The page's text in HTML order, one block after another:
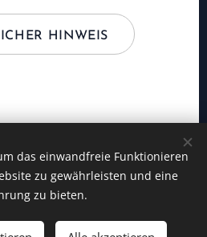
HINWEIS
Impressum
Cookies
Sprachen
das einwandfreie Funktionieren
zu gewährleisten und eine
zu bieten.